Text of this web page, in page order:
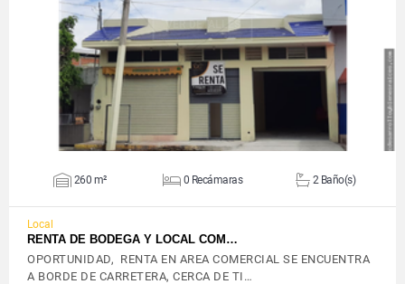
VER DETALLES
260 m² 0 Recámaras 2 Baño(s)
Local
RENTA DE BODEGA Y LOCAL COM…
OPORTUNIDAD, RENTA EN AREA COMERCIAL SE ENCUENTRA
A BORDE DE CARRETERA, CERCA DE TI…